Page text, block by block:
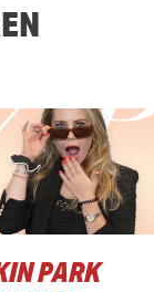
PARK